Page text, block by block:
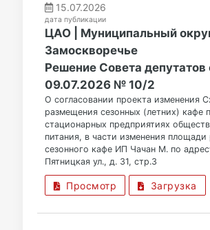
15.07.2026
дата публикации
ЦАО | Муниципальный
Замоскворечье
Решение Совета депутатов
09.07.2026 № 10/2
О согласовании проекта изменения
размещения сезонных (летних) кафе
стационарных предприятиях
питания, в части изменения
сезонного кафе ИП Чачан М. по
Пятницкая ул., д. 31, стр.3
Просмотр Загрузка